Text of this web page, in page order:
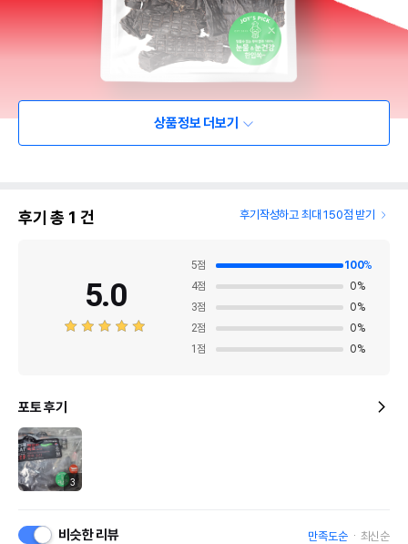
상품정보 더보기
후기 총 1 건 후기작성하고 최대 150점 받기
5.0
5점 100%
4점 0%
3점 0%
2점 0%
1 점 0%
포토 후기
3
비슷한 리뷰 만족도순 최신순